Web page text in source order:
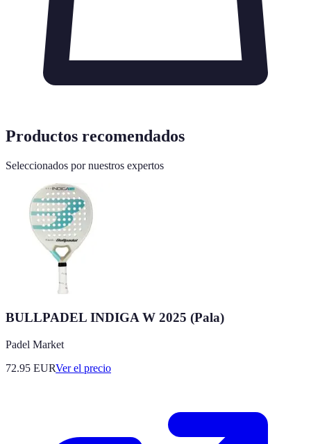
Productos recomendados
Seleccionados por nuestros expertos
BULLPADEL INDIGA W 2025 (Pala)
Padel Market
72.95 EURVer el precio